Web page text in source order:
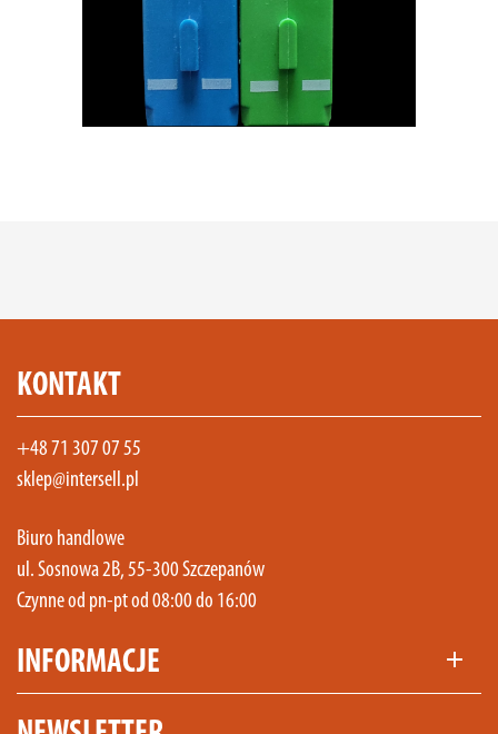
KONTAKT
+48 71 307 07 55
sklep@intersell.pl
Biuro handlowe
ul. Sosnowa 2B, 55-300 Szczepanów
Czynne od pn-pt od 08:00 do 16:00
INFORMACJE add